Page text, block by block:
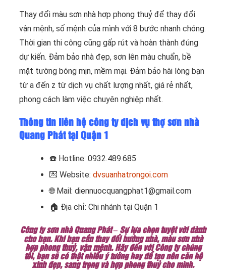
Thay đổi màu sơn nhà hợp phong thuỷ để thay đổi
vận mệnh, số mệnh của mình với 8 bước nhanh chóng.
Thời gian thi công cũng gấp rút và hoàn thành đúng
dự kiến. Đảm bảo nhà đẹp, sơn lên màu chuẩn, bề
mặt tường bóng mịn, mềm mại. Đảm bảo hài lòng bạn
từ a đến z từ dịch vụ chất lượng nhất, giá rẻ nhất,
phong cách làm việc chuyên nghiệp nhất.
Thông tin liên hệ công ty dịch vụ thợ sơn nhà
Quang Phát tại Quận 1
☎️ Hotline: 0932.489.685
💌 Website: dvsuanhatrongoi.com
🌐 Mail: diennuocquangphat1@gmail.com
🏠 Địa chỉ: Chi nhánh tại Quận 1
Công ty sơn nhà Quang Phát – Sự lựa chọn tuyệt vời dành
cho bạn. Khi bạn cần thay đổi hướng nhà, màu sơn nhà
hợp phong thuỷ, vận mệnh. Hãy đến với Công ty chúng
tôi, bạn sẽ có thật nhiều ý tưởng hay để tạo nên căn hộ
xinh đẹp, sang trọng và hợp phong thuỷ cho mình.